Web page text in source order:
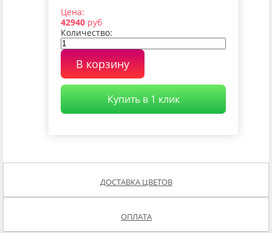
Цена:
42940 руб
Количество:
В корзину
Купить в 1 клик
ДОСТАВКА ЦВЕТОВ
ОПЛАТА